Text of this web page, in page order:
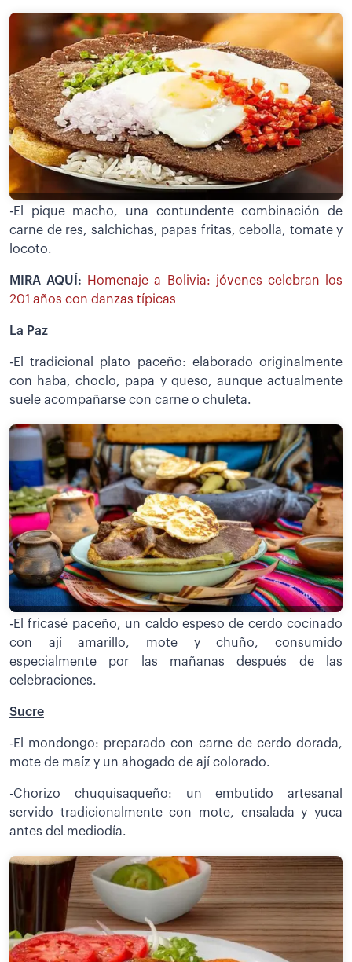
-El pique macho, una contundente combinación de
carne de res, salchichas, papas fritas, cebolla, tomate y
locoto.
MIRA AQUÍ:
Homenaje a Bolivia: jóvenes celebran los
201 años con danzas típicas
La Paz
-El tradicional plato paceño: elaborado originalmente
con haba, choclo, papa y queso, aunque actualmente
suele acompañarse con carne o chuleta.
-El fricasé paceño, un caldo espeso de cerdo cocinado
con ají amarillo, mote y chuño, consumido
especialmente por las mañanas después de las
celebraciones.
Sucre
-El mondongo: preparado con carne de cerdo dorada,
mote de maíz y un ahogado de ají colorado.
-Chorizo chuquisaqueño: un embutido artesanal
servido tradicionalmente con mote, ensalada y yuca
antes del mediodía.